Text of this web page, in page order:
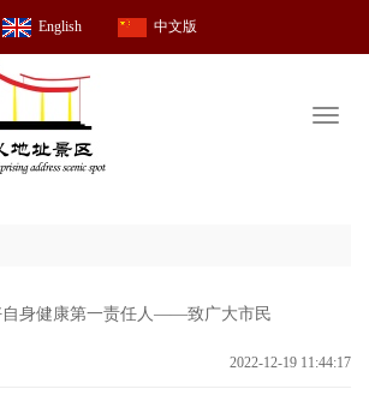
English 中文版
自身健康第一责任人——致广大市民
2022-12-19 11:44:17